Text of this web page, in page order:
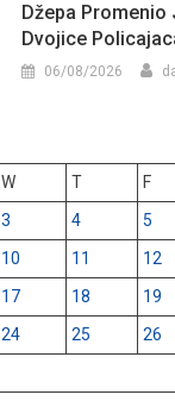
Džepa Promenio
Dvojice
06/08/2026
W T F
3 4 5
10 11 12
17 18 19
24 25 26